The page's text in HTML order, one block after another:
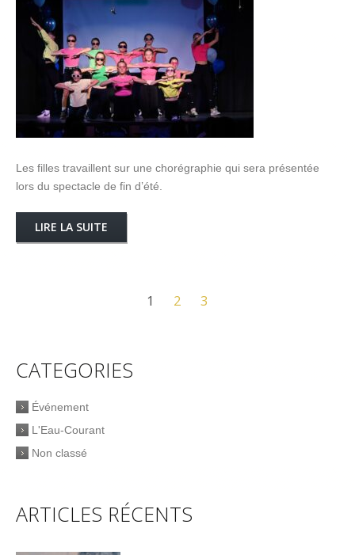
Les filles travaillent sur une chorégraphie qui sera présentée
lors du spectacle de fin d’été.
LIRE LA SUITE
1 2 3
CATEGORIES
Événement
L'Eau-Courant
Non classé
ARTICLES RÉCENTS